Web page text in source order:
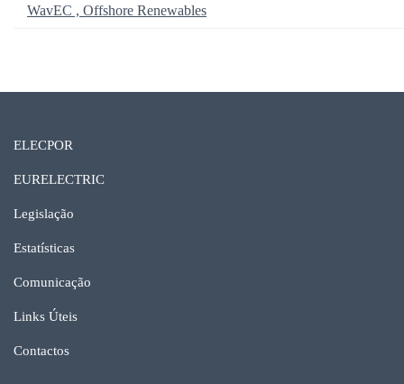
WavEC , Offshore Renewables
ELECPOR
EURELECTRIC
Legislação
Estatísticas
Comunicação
Links Úteis
Contactos